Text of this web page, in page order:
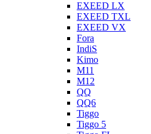
EXEED LX
EXEED TXL
EXEED VX
Fora
IndiS
Kimo
M11
M12
QQ
QQ6
Tiggo
Tiggo 5